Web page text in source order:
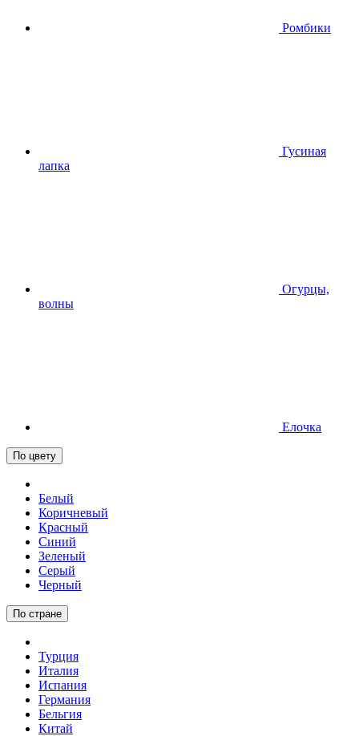
Ромбики
Гусиная
лапка
Огурцы,
волны
Елочка
По цвету
Белый
Коричневый
Красный
Синий
Зеленый
Серый
Черный
По стране
Турция
Италия
Испания
Германия
Бельгия
Китай